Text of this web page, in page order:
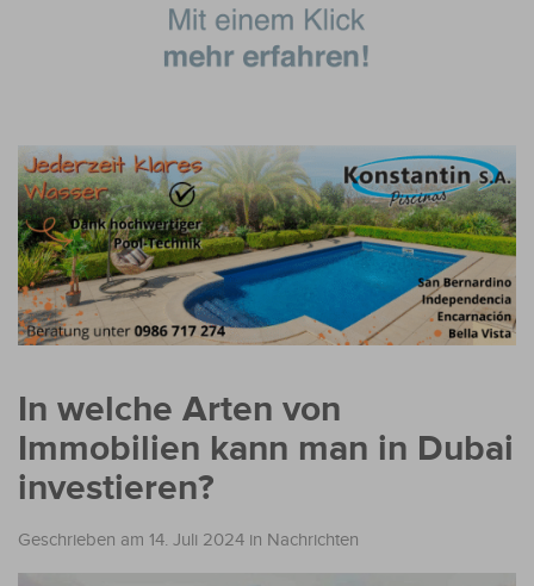
In welche Arten von
Immobilien kann man in Dubai
investieren?
Geschrieben am 14. Juli 2024 in Nachrichten